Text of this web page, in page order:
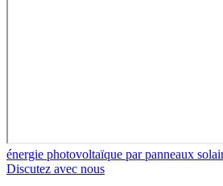
énergie photovoltaïque par panneaux
Discutez avec nous